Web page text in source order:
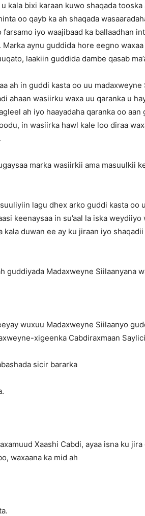
kala bixi karaan kuwo shaqada
oo qayb ka ah shaqada
iyo waajibaad ka ballaadhan
aynu guddida hore eegno
laakiin guddida dambe qasab
ah in guddi kasta oo uu
ahaan wasiirku waxa uu qaranka u
ah iyo haayadaha qaranka oo aan
in wasiirka hawl kale loo diraa
marka wasiirkii ama masuulkii
lagu dhex arko guddi kasta oo
keenaysaa in su’aal la iska
kala duwan ee ay ku jiraan iyo
guddiyada Madaxweyne Siilaanyana
wuxuu Madaxweyne Siilaanyo
xigeenka Cabdiraxmaan
sicir bararka
Xaashi Cabdi, ayaa isna ku
waxaana ka mid ah